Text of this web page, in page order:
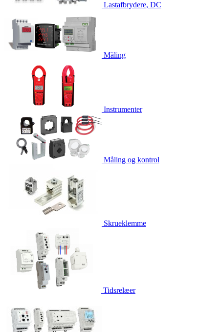
Lastafbrydere, DC
Måling
Instrumenter
Måling og kontrol
Skrueklemme
Tidsrelæer